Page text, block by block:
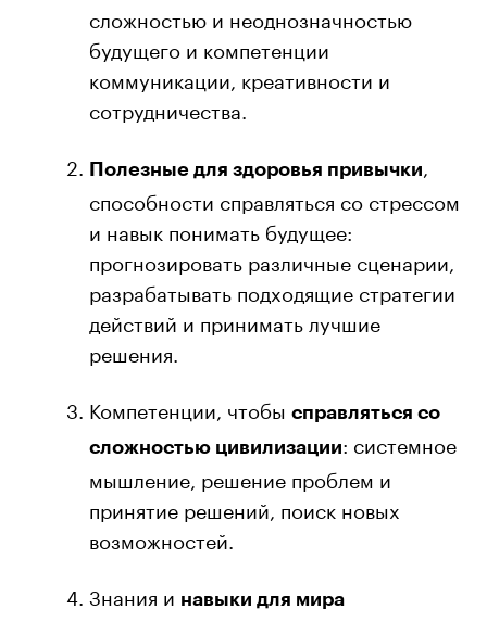
сложностью и неоднозначностью
будущего и компетенции
коммуникации, креативности и
сотрудничества.
Полезные для здоровья привычки
способности справляться со стрессом
и навык понимать будущее:
прогнозировать различные сценарии,
разрабатывать подходящие стратегии
действий и принимать лучшие
решения.
Компетенции, чтобы справляться со
сложностью цивилизации: системное
мышление, решение проблем и
принятие решений, поиск новых
возможностей.
Знания и навыки для мира